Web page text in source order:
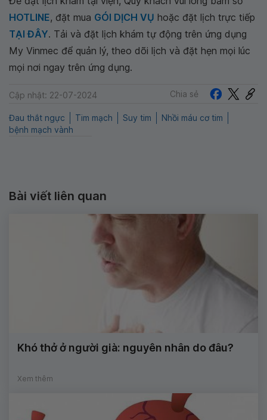
HOTLINE, đặt mua GÓI DỊCH VỤ hoặc đặt lịch trực tiếp
TẠI ĐÂY. Tải và đặt lịch khám tự động trên ứng dụng
My Vinmec để quản lý, theo dõi lịch và đặt hẹn mọi lúc
mọi nơi ngay trên ứng dụng.
Cập nhật: 22-07-2024 Chia sẻ
Đau thắt ngực Tim mạch Suy tim
Nhồi máu cơ tim
bệnh mạch vành
Bài viết liên quan
Khó thở ở người già: nguyên nhân do đâu?
Xem thêm